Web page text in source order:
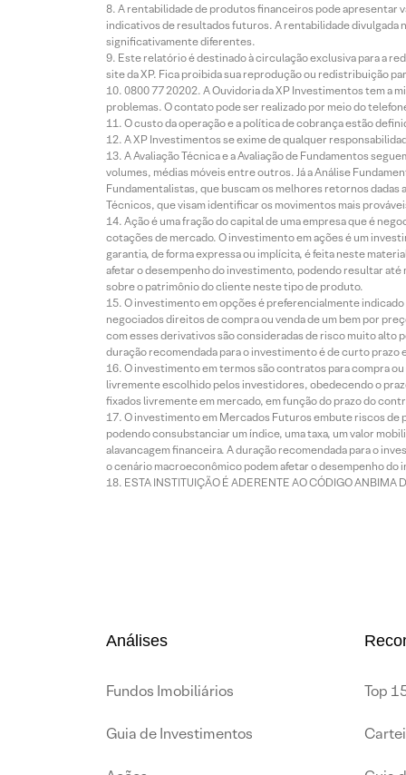
A rentabilidade de produtos financeiros pode apresentar
indicativos de resultados futuros. A rentabilidade divulgada
significativamente diferentes.
Este relatório é destinado à circulação exclusiva para a
site da XP. Fica proibida sua reprodução ou redistribuição
0800 77 20202. A Ouvidoria da XP Investimentos tem a
problemas. O contato pode ser realizado por meio do
O custo da operação e a política de cobrança estão
A XP Investimentos se exime de qualquer
A Avaliação Técnica e a Avaliação de Fundamentos
volumes, médias móveis entre outros. Já a Análise
Fundamentalistas, que buscam os melhores retornos
Técnicos, que visam identificar os movimentos mais
Ação é uma fração do capital de uma empresa que é
cotações de mercado. O investimento em ações é um
garantia, de forma expressa ou implícita, é feita neste
afetar o desempenho do investimento, podendo resultar
sobre o patrimônio do cliente neste tipo de produto.
O investimento em opções é preferencialmente
negociados direitos de compra ou venda de um bem por
com esses derivativos são consideradas de risco muito alto
duração recomendada para o investimento é de curto
O investimento em termos são contratos para compra
livremente escolhido pelos investidores, obedecendo o
fixados livremente em mercado, em função do prazo do
O investimento em Mercados Futuros embute riscos
podendo consubstanciar um índice, uma taxa, um valor
alavancagem financeira. A duração recomendada para o
o cenário macroeconômico podem afetar o desempenho do
ESTA INSTITUIÇÃO É ADERENTE AO CÓDIGO ANBIMA
Análises
Fundos Imobiliários
Guia de Investimentos
Top